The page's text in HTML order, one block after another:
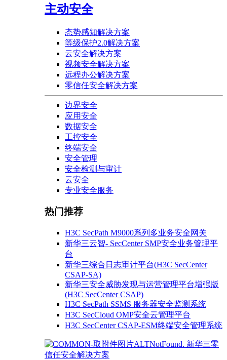
主动安全
态势感知解决方案
等级保护2.0解决方案
云安全解决方案
视频安全解决方案
远程办公解决方案
零信任安全解决方案
边界安全
应用安全
数据安全
工控安全
终端安全
安全管理
安全检测与审计
云安全
专业安全服务
热门推荐
H3C SecPath M9000系列多业务安全网关
新华三云智- SecCenter SMP安全业务管理平
台
新华三综合日志审计平台(H3C SecCenter
CSAP-SA)
新华三安全威胁发现与运营管理平台增强版
(H3C SecCenter CSAP)
H3C SecPath SSMS 服务器安全监测系统
H3C SecCloud OMP安全云管理平台
H3C SecCenter CSAP-ESM终端安全管理系统
新华三零
信任安全解决方案